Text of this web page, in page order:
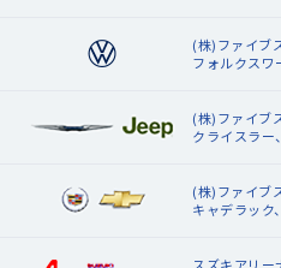
(株)ファイブ
フォルクスワ
(株)ファイブ
クライスラー
(株)ファイブ
キャデラック